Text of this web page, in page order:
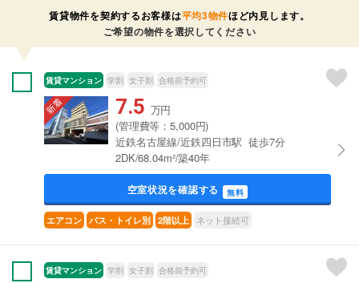
賃貸物件を契約するお客様は平均3物件ほど内見します。
ご希望の物件を選択してください
賃貸マンション 学割 女子割 合格前予約可
7.5 万円
(管理費等：5,000円)
近鉄名古屋線/近鉄四日市駅 徒歩7分
2DK/68.04m²/築40年
空室状況を確認する 無料
エアコン バス・トイレ別 2階以上 ネット接続可
賃貸マンション 学割 女子割 合格前予約可